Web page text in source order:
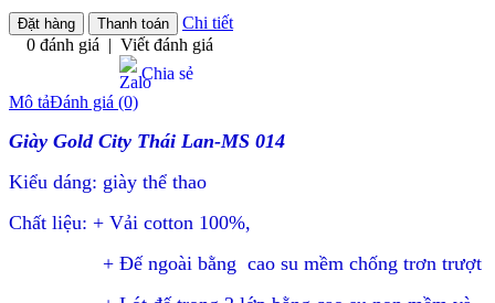
Chi tiết
0 đánh giá | Viết đánh giá
Chia sẻ
Mô tảĐánh giá (0)
Giày Gold City Thái Lan-MS 014
Kiểu dáng: giày thể thao
Chất liệu: + Vải cotton 100%,
+ Đế ngoài bằng cao su mềm chống trơn trượt